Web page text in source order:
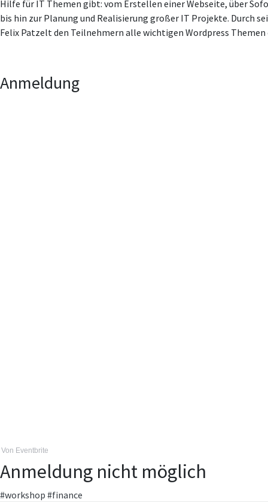
Hilfe für IT Themen gibt: vom Erstellen einer Webseite, über
bis hin zur Planung und Realisierung großer IT Projekte. Durch
Felix Patzelt den Teilnehmern alle wichtigen Wordpress
Anmeldung
Von Eventbrite
Anmeldung nicht möglich
#workshop #finance